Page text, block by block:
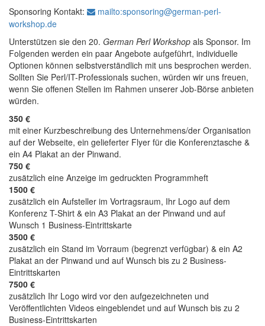
Sponsoring Kontakt:
mailto:sponsoring@german-perl-
workshop.de
Unterstützen sie den 20. German Perl Workshop als Sponsor. Im
Folgenden werden ein paar Angebote aufgeführt, individuelle
Optionen können selbstverständlich mit uns besprochen werden.
Sollten Sie Perl/IT-Professionals suchen, würden wir uns freuen,
wenn Sie offenen Stellen im Rahmen unserer Job-Börse anbieten
würden.
350 €
mit einer Kurzbeschreibung des Unternehmens/der Organisation
auf der Webseite, ein gelieferter Flyer für die Konferenztasche &
ein A4 Plakat an der Pinwand.
750 €
zusätzlich eine Anzeige im gedruckten Programmheft
1500 €
zusätzlich ein Aufsteller im Vortragsraum, Ihr Logo auf dem
Konferenz T-Shirt & ein A3 Plakat an der Pinwand und auf
Wunsch 1 Business-Eintrittskarte
3500 €
zusätzlich ein Stand im Vorraum (begrenzt verfügbar) & ein A2
Plakat an der Pinwand und auf Wunsch bis zu 2 Business-
Eintrittskarten
7500 €
zusätzlich Ihr Logo wird vor den aufgezeichneten und
Veröffentlichten Videos eingeblendet und auf Wunsch bis zu 2
Business-Eintrittskarten